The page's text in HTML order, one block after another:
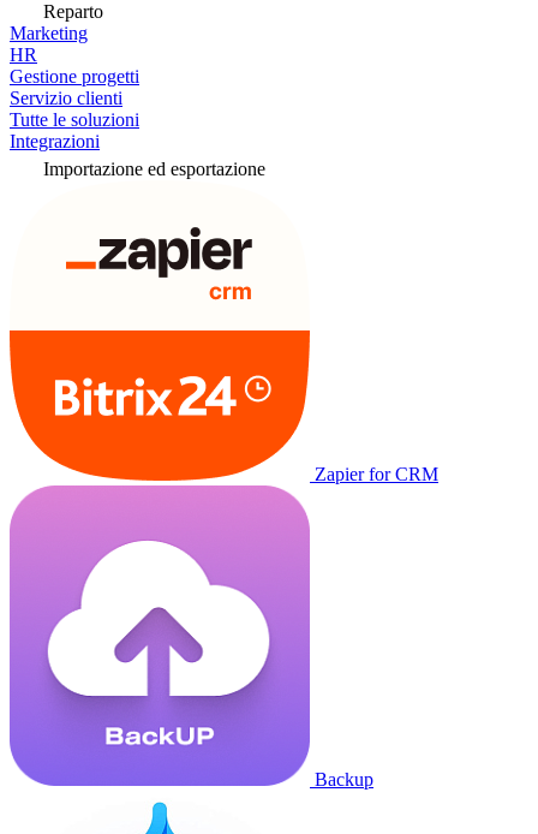
Reparto
Marketing
HR
Gestione progetti
Servizio clienti
Tutte le soluzioni
Integrazioni
Importazione ed esportazione
Zapier for CRM
Backup